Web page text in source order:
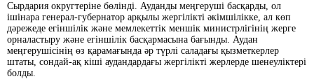
Сырдария округтеріне бөлінді. Ауданды меңгеруші басқарды, ол
ішінара генерал-губернатор арқылы жергілікті әкімшілікке, ал көп
дәрежеде егіншілік және мемлекеттік меншік министрлігінің жерге
орналастыру және егіншілік басқармасына бағынды. Аудан
меңгерушісінің өз қарамағында әр түрлі саладағы қызметкерлер
штаты, сондай-ақ кіші аудандардағы жергілікті жерлерде шенеуліктері
болды.